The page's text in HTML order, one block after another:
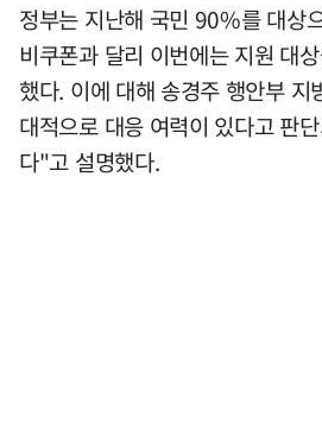
정부는 지난해 국민 90%를 대상
비쿠폰과 달리 이번에는 지원 대
했다. 이에 대해 송경주 행안부
대적으로 대응 여력이 있다고 판
다"고 설명했다.